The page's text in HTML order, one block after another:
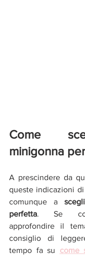
Come
minigonna
A prescindere da
queste indicazioni
comunque a
perfetta. Se
approfondire il
consiglio di
tempo fa su come